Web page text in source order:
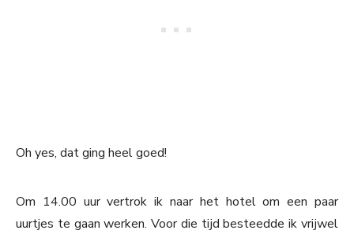
Oh yes, dat ging heel goed!
Om 14.00 uur vertrok ik naar het hotel om een paar
uurtjes te gaan werken. Voor die tijd besteedde ik vrijwel